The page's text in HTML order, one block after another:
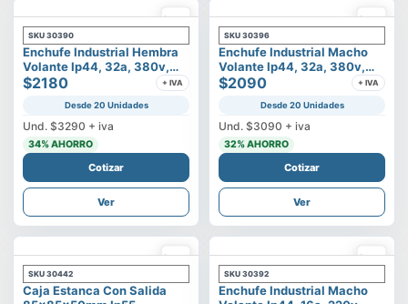
SKU 30390
Enchufe Industrial Hembra
Volante Ip44, 32a, 380v,
3p+t
$2180 + IVA
Desde 20 Unidades
Und. $3290 + iva
34% AHORRO
Cotizar
Ver
SKU 30396
Enchufe Industrial Macho
Volante Ip44, 32a, 380v,
3p+t
$2090 + IVA
Desde 20 Unidades
Und. $3090 + iva
32% AHORRO
Cotizar
Ver
SKU 30442
Caja Estanca Con Salida
SKU 30392
Enchufe Industrial Macho